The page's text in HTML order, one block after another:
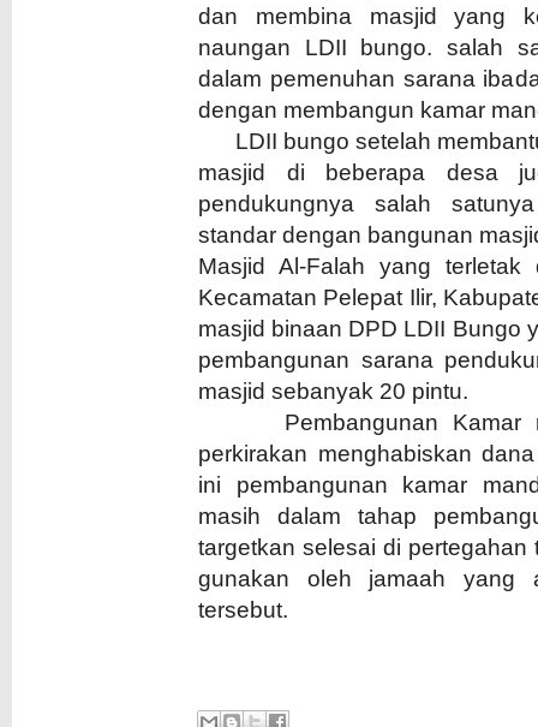
dan membina masjid yang
naungan LDII bungo. salah
dalam pemenuhan sarana
dengan membangun kamar
LDII bungo setelah
masjid di beberapa desa
pendukungnya salah
standar dengan bangunan
Masjid Al-Falah yang
Kecamatan Pelepat Ilir,
masjid binaan DPD LDII Bungo
pembangunan sarana
masjid sebanyak 20 pintu.
Pembangunan Kamar
perkirakan menghabiskan
ini pembangunan kamar
masih dalam tahap
targetkan selesai di
gunakan oleh jamaah yang
tersebut.